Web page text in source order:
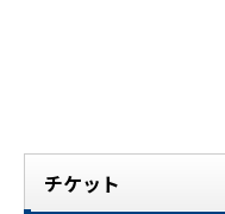
チケット